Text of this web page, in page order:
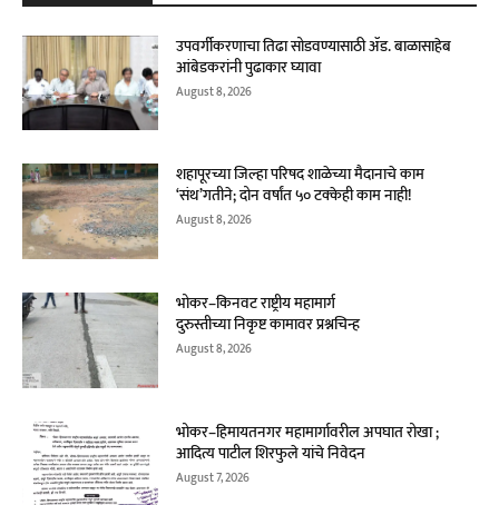
उपवर्गीकरणाचा तिढा सोडवण्यासाठी ॲड. बाळासाहेब
आंबेडकरांनी पुढाकार घ्यावा
August 8, 2026
शहापूरच्या जिल्हा परिषद शाळेच्या मैदानाचे काम
‘संथ’गतीने; दोन वर्षांत ५० टक्केही काम नाही!
August 8, 2026
भोकर–किनवट राष्ट्रीय महामार्ग
दुरुस्तीच्या निकृष्ट कामावर प्रश्नचिन्ह
August 8, 2026
भोकर–हिमायतनगर महामार्गावरील अपघात रोखा ;
आदित्य पाटील शिरफुले यांचे निवेदन
August 7, 2026